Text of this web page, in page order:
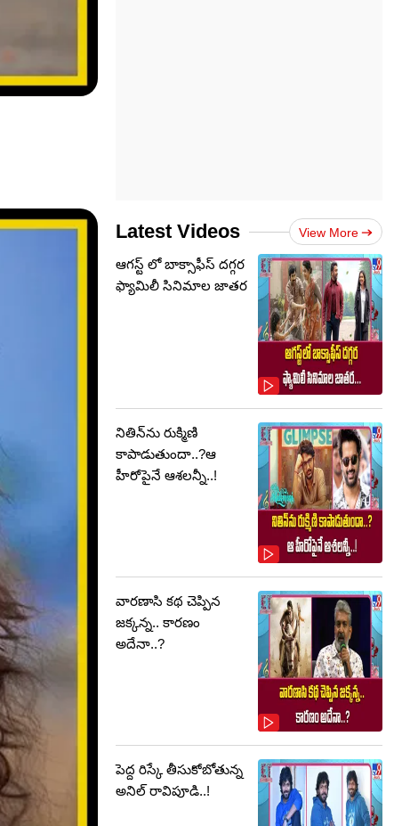
Latest Videos View More
ఆగస్ట్ లో బాక్సాఫీస్ దగ్గర
ఫ్యామిలీ సినిమాల జాతర
నితిన్‌ను రుక్మిణి
కాపాడుతుందా..?ఆ
హీరోపైనే ఆశలన్నీ..!
వారణాసి కథ చెప్పిన
జక్కన్న.. కారణం
అదేనా..?
పెద్ద రిస్కే తీసుకోబోతున్న
అనిల్ రావిపూడి..!